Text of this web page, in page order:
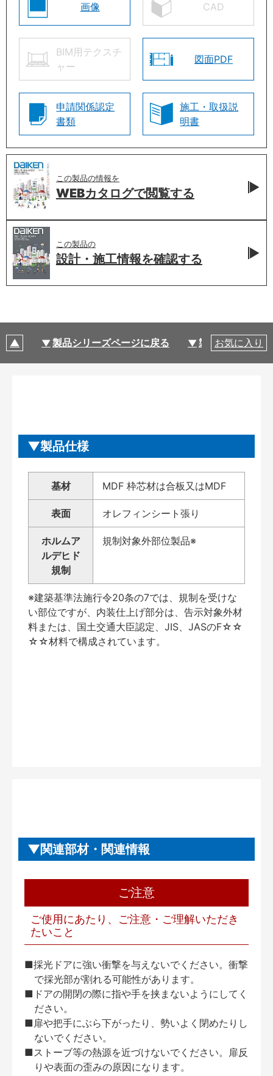
画像 CAD
BIM用テクスチ
ャー
図面PDF
申請関係認定
書類
施工・取扱説
明書
この製品の情報を
WEBカタログで閲覧する
この製品の
設計・施工情報を確認する
製品シリーズページに戻る 製品仕様
お気に入り
製品仕様
基材 MDF 枠芯材は合板又はMDF
表面 オレフィンシート張り
ホルムア
ルデヒド
規制
規制対象外部位製品※
※建築基準法施行令20条の7では、規制を受けな
い部位ですが、内装仕上げ部分は、告示対象外材
料または、国土交通大臣認定、JIS、JASのF☆☆
☆☆材料で構成されています。
関連部材・関連情報
ご注意
ご使用にあたり、ご注意・ご理解いただき
たいこと
■採光ドアに強い衝撃を与えないでください。衝撃
で採光部が割れる可能性があります。
■ドアの開閉の際に指や手を挟まないようにしてく
ださい。
■扉や把手にぶら下がったり、勢いよく閉めたりし
ないでください。
■ストーブ等の熱源を近づけないでください。扉反
りや表面の歪みの原因になります。